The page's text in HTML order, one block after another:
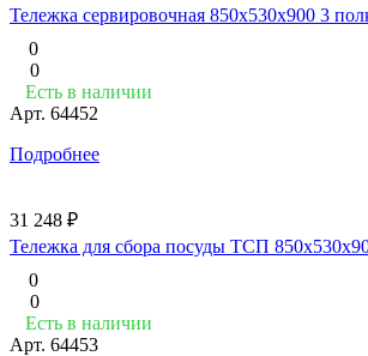
Тележка сервировочная 850х530х900 3
0
0
Есть в наличии
Арт. 64452
Подробнее
31 248 ₽
Тележка для сбора посуды ТСП
0
0
Есть в наличии
Арт. 64453